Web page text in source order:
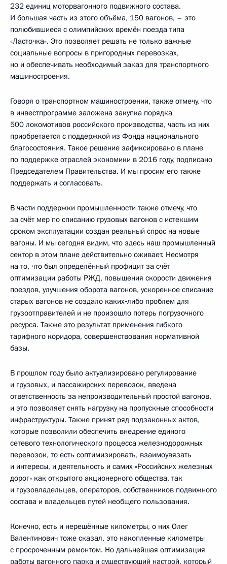
232 единиц моторвагонного подвижного состава.
И большая часть из этого объёма, 150 вагонов, – это
полюбившиеся с олимпийских времён поезда типа
«Ласточка». Это позволяет решать не только важные
социальные вопросы в пригородных перевозках,
но и обеспечивать необходимый заказ для транспортного
машиностроения.
Говоря о транспортном машиностроении, также отмечу, что
в инвестпрограмме заложена закупка порядка
500 локомотивов российского производства, часть из них
приобретается с поддержкой из Фонда национального
благосостояния. Такое решение зафиксировано в плане
по поддержке отраслей экономики в 2016 году, подписано
Председателем Правительства. И мы просим его также
поддержать и согласовать.
В части поддержки промышленности также отмечу, что
за счёт мер по списанию грузовых вагонов с истекшим
сроком эксплуатации создан реальный спрос на новые
вагоны. И мы сегодня видим, что здесь наш промышленный
сектор в этом плане действительно оживает. Несмотря
на то, что был определённый профицит за счёт
оптимизации работы РЖД, повышения скорости движения
поездов, улучшения оборота вагонов, ускоренное списание
старых вагонов не создало каких‑либо проблем для
грузоотправителей и не произошло потерь погрузочного
ресурса. Также это результат применения гибкого
тарифного коридора, совершенствования нормативной
базы.
В прошлом году было актуализировано регулирование
и грузовых, и пассажирских перевозок, введена
ответственность за непроизводительный простой вагонов,
и это позволяет снять нагрузку на пропускные способности
инфраструктуры. Также принят ряд подзаконных актов,
которые позволили обеспечить внедрение единого
сетевого технологического процесса железнодорожных
перевозок, то есть соптимизировать, взаимоувязать
и интересы, и деятельность и самих «Российских железных
дорог» как открытого акционерного общества, так
и грузовладельцев, операторов, собственников подвижного
состава и владельцев путей необщего пользования.
Конечно, есть и нерешённые километры, о них Олег
Валентинович тоже сказал, это накопленные километры
с просроченным ремонтом. Но дальнейшая оптимизация
работы вагонного парка и существующий настрой, который